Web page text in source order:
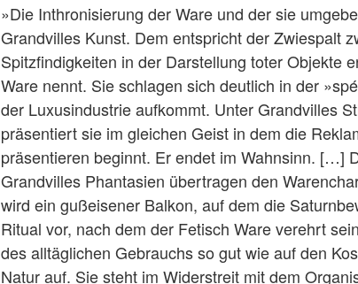
»Die Inthronisierung der Ware und der sie
Grandvilles Kunst. Dem entspricht der Zwiespalt
Spitzfindigkeiten in der Darstellung toter Objekte
Ware nennt. Sie schlagen sich deutlich in der
der Luxusindustrie aufkommt. Unter Grandvilles
präsentiert sie im gleichen Geist in dem die
präsentieren beginnt. Er endet im Wahnsinn. […]
Grandvilles Phantasien übertragen den
wird ein gußeisener Balkon, auf dem die
Ritual vor, nach dem der Fetisch Ware verehrt
des alltäglichen Gebrauchs so gut wie auf den
Natur auf. Sie steht im Widerstreit mit dem